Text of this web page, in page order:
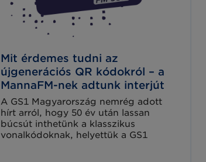
Mit érdemes tudni az
újgenerációs QR kódokról – a
MannaFM-nek adtunk interjút
A GS1 Magyarország nemrég adott
hírt arról, hogy 50 év után lassan
búcsút inthetünk a klasszikus
vonalkódoknak, helyettük a GS1